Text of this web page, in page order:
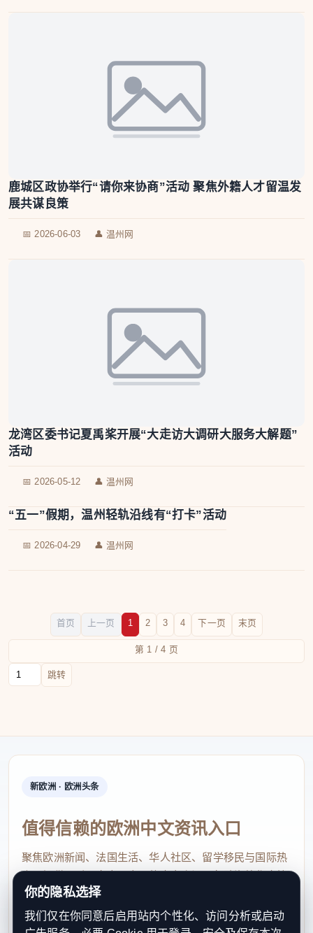
鹿城区政协举行“请你来协商”活动 聚焦外籍人才留温发
展共谋良策
📅 2026-06-03 👤 温州网
龙湾区委书记夏禹桨开展“大走访大调研大服务大解题”
活动
📅 2026-05-12 👤 温州网
“五一”假期，温州轻轨沿线有“打卡”活动
📅 2026-04-29 👤 温州网
首页 上一页 1 2 3 4 下一页 末页
第 1 / 4 页
跳转到页码
跳转
新欧洲 · 欧洲头条
值得信赖的欧洲中文资讯入口
聚焦欧洲新闻、法国生活、华人社区、留学移民与国际热
点，提供及时、真实、实用的中文资讯，帮助海外华人快
速了解欧洲动态。
contact@xinouzhou.com
你的隐私选择
我们仅在你同意后启用站内个性化、访问分析或启动